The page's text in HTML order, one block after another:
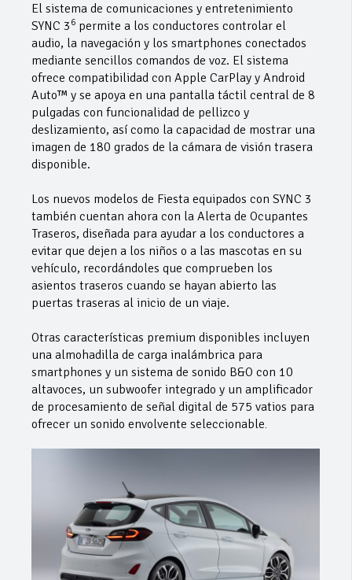
El sistema de comunicaciones y entretenimiento
SYNC 3 6 permite a los conductores controlar el
audio, la navegación y los smartphones conectados
mediante sencillos comandos de voz. El sistema
ofrece compatibilidad con Apple CarPlay y Android
Auto™ y se apoya en una pantalla táctil central de 8
pulgadas con funcionalidad de pellizco y
deslizamiento, así como la capacidad de mostrar una
imagen de 180 grados de la cámara de visión trasera
disponible.
Los nuevos modelos de Fiesta equipados con SYNC 3
también cuentan ahora con la Alerta de Ocupantes
Traseros, diseñada para ayudar a los conductores a
evitar que dejen a los niños o a las mascotas en su
vehículo, recordándoles que comprueben los
asientos traseros cuando se hayan abierto las
puertas traseras al inicio de un viaje.
Otras características premium disponibles incluyen
una almohadilla de carga inalámbrica para
smartphones y un sistema de sonido B&O con 10
altavoces, un subwoofer integrado y un amplificador
de procesamiento de señal digital de 575 vatios para
ofrecer un sonido envolvente seleccionable.